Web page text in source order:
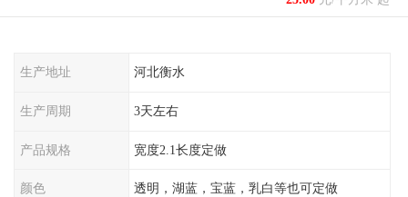
生产地址 河北衡水
生产周期 3天左右
产品规格 宽度2.1长度定做
颜色 透明，湖蓝，宝蓝，乳白等也可定做